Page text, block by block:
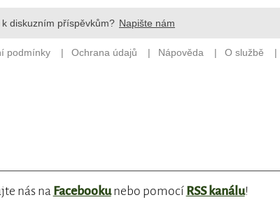
nás na Facebookunebo pomocí RSS kanálu!